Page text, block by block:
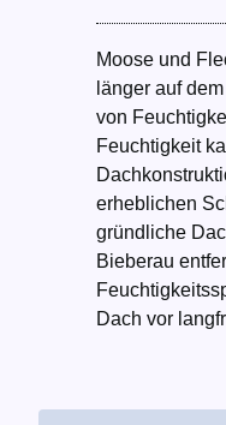
Moose und
länger auf
von
Feuchtigkeit
erheblichen
gründliche
Bieberau
Dach vor